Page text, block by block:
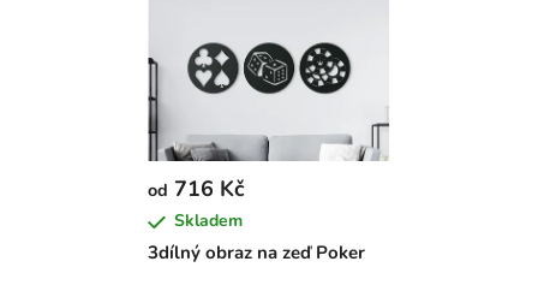
3dílný obraz na zeď Poker
od 716 Kč
Skladem